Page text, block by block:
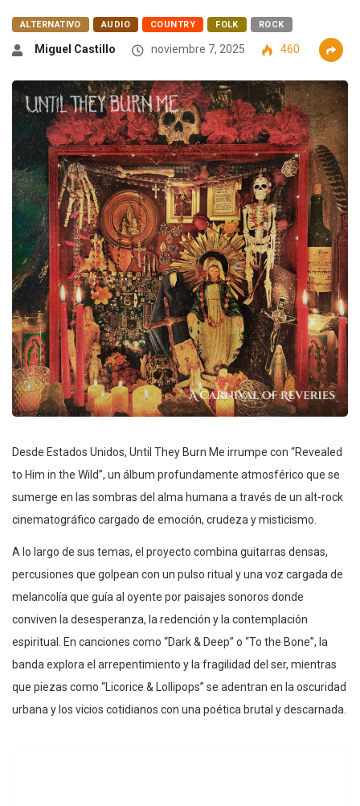
ALTERNATIVO AUDIO COUNTRY FOLK ROCK
Miguel Castillo noviembre 7, 2025 460
Desde Estados Unidos, Until They Burn Me irrumpe con “Revealed
to Him in the Wild”, un álbum profundamente atmosférico que se
sumerge en las sombras del alma humana a través de un alt-rock
cinematográfico cargado de emoción, crudeza y misticismo.
A lo largo de sus temas, el proyecto combina guitarras densas,
percusiones que golpean con un pulso ritual y una voz cargada de
melancolía que guía al oyente por paisajes sonoros donde
conviven la desesperanza, la redención y la contemplación
espiritual. En canciones como “Dark & Deep” o “To the Bone”, la
banda explora el arrepentimiento y la fragilidad del ser, mientras
que piezas como “Licorice & Lollipops” se adentran en la oscuridad
urbana y los vicios cotidianos con una poética brutal y descarnada.